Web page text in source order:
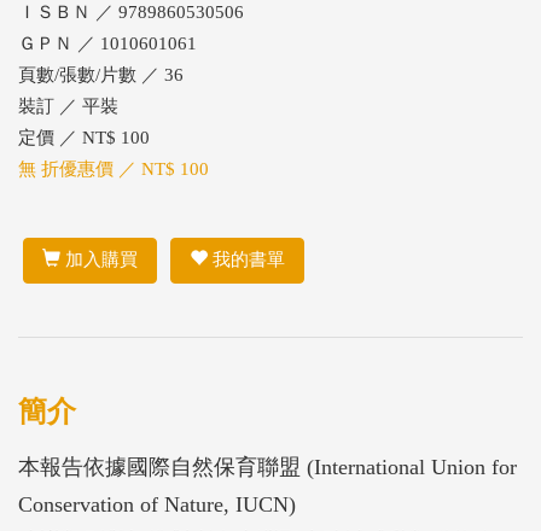
ＩＳＢＮ ／ 9789860530506
ＧＰＮ ／ 1010601061
頁數/張數/片數 ／ 36
裝訂 ／ 平裝
定價 ／ NT$ 100
無 折優惠價 ／ NT$ 100
加入購買 我的書單
簡介
本報告依據國際自然保育聯盟 (International Union for
Conservation of Nature, IUCN)